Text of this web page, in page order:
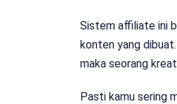
Sistem affiliate ini
konten yang
maka seorang
Pasti kamu sering